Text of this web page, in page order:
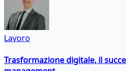
Lavoro
Trasformazione digitale, il